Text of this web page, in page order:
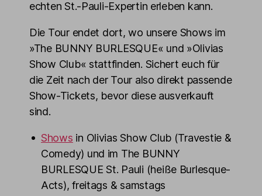
echten St.-Pauli-Expertin erleben kann.
Die Tour endet dort, wo unsere Shows im
»The BUNNY BURLESQUE« und »Olivias
Show Club« stattfinden. Sichert euch für
die Zeit nach der Tour also direkt passende
Show-Tickets, bevor diese ausverkauft
sind.
Shows in Olivias Show Club (Travestie &
Comedy) und im The BUNNY
BURLESQUE St. Pauli (heiße Burlesque-
Acts), freitags & samstags